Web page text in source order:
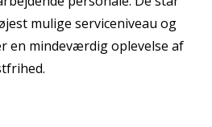
mulige serviceniveau og
en mindeværdig oplevelse af